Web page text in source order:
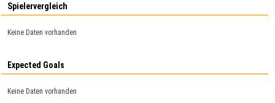
Spielervergleich
Keine Daten vorhanden
Expected Goals
Keine Daten vorhanden